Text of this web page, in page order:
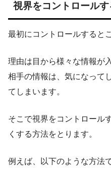
視界をコントロールす
最初にコントロールすると
理由は目から様々な情報が
相手の情報は、気になって
てしまいます。
そこで視界をコントロール
くする方法をとります。
例えば、以下のような方法で